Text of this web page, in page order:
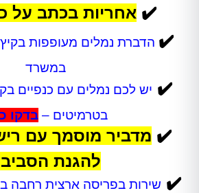
✔️ אחריות בכתב על
✔️ הדברת נמלים מעופפות בקיץ
במשרד
✔️ יש לכם נמלים עם כנפיים
בטרמיטים – בדקו
✔️ מדביר מוסמך עם
להגנת
✔️ שירות בפריסה ארצית רחבה